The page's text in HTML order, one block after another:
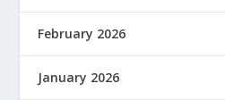
February 2026
January 2026